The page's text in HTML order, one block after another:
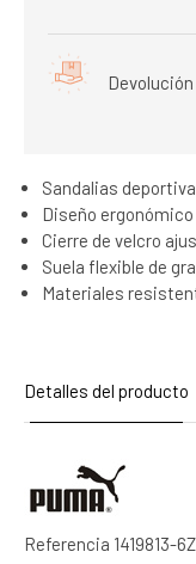
Sandalias
Diseño
Cierre de velcro
Suela flexible de
Materiales
Detalles del producto
Referencia 1419813-